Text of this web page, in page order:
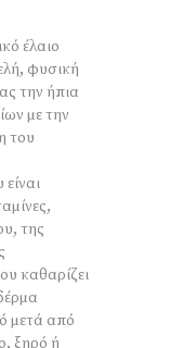
έλαιο
φυσική
την ήπια
με την
του
της
καθαρίζει
μετά από
ξηρό ή